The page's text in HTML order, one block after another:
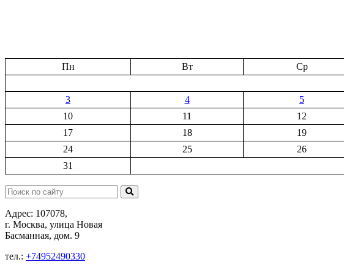
Пн
Вт Ср
3
4 5
10
11 12
17
18 19
24
25 26
31
Поиск:
Адрес: 107078,
г. Москва, улица Новая
Басманная, дом. 9
тел.: +74952490330